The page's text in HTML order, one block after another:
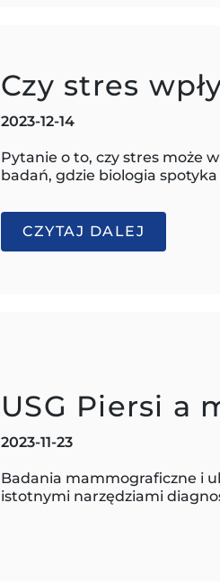
Czy stres
2023-12-14
Pytanie o to, czy stres może
badań, gdzie biologia spotyka
CZYTAJ DALEJ
USG Piersi a
2023-11-23
Badania mammograficzne i
istotnymi narzędziami